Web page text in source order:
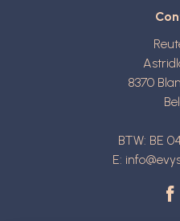
8370
BTW: BE
E: